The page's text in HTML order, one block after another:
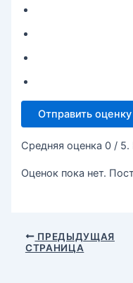
Отправить оценку
Средняя оценка 0 / 5.
Оценок пока нет.
ПРЕДЫДУЩАЯ
СТРАНИЦА